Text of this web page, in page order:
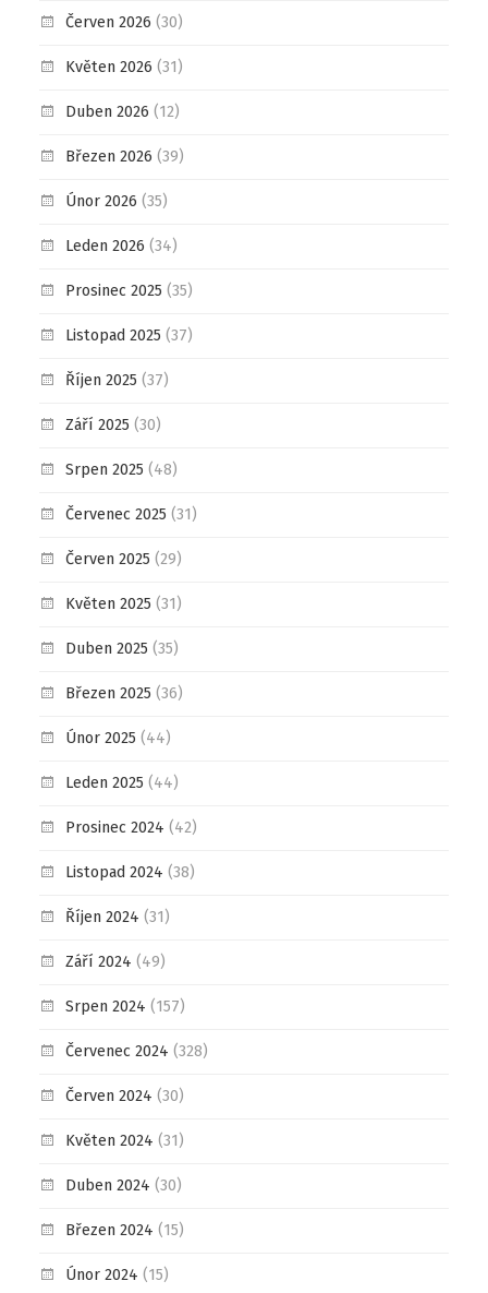
Červen 2026 (30)
Květen 2026 (31)
Duben 2026 (12)
Březen 2026 (39)
Únor 2026 (35)
Leden 2026 (34)
Prosinec 2025 (35)
Listopad 2025 (37)
Říjen 2025 (37)
Září 2025 (30)
Srpen 2025 (48)
Červenec 2025 (31)
Červen 2025 (29)
Květen 2025 (31)
Duben 2025 (35)
Březen 2025 (36)
Únor 2025 (44)
Leden 2025 (44)
Prosinec 2024 (42)
Listopad 2024 (38)
Říjen 2024 (31)
Září 2024 (49)
Srpen 2024 (157)
Červenec 2024 (328)
Červen 2024 (30)
Květen 2024 (31)
Duben 2024 (30)
Březen 2024 (15)
Únor 2024 (15)